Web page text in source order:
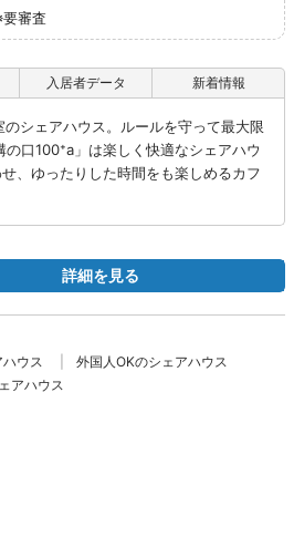
審査
シェアハウス。ルールを守って最大限
口100⁺a」は楽しく快適なシェアハウ
、ゆったりした時間をも楽しめるカフ
入居者データ 新着情報
詳細を見る
ウス
外国人OKのシェアハウス
アハウス